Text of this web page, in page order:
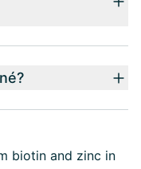
biotin and zinc in